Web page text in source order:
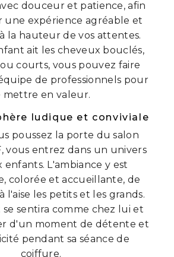
douceur et patience, afin
une expérience agréable et
la hauteur de vos attentes.
ait les cheveux bouclés,
ou courts, vous pouvez faire
de professionnels pour
mettre en valeur.
ludique et conviviale
poussez la porte du salon
vous entrez dans un univers
enfants. L'ambiance y est
colorée et accueillante, de
l'aise les petits et les grands.
sentira comme chez lui et
d'un moment de détente et
pendant sa séance de
coiffure.